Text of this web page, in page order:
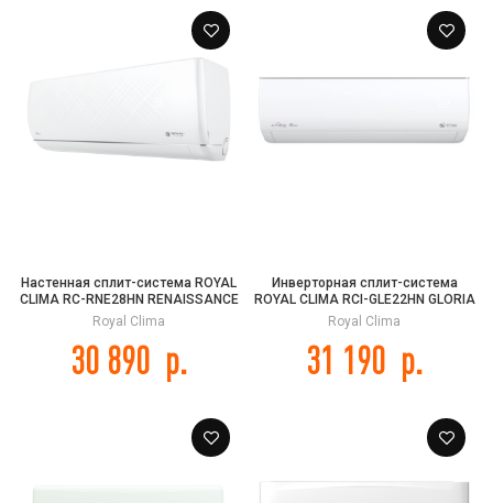
Настенная сплит-система ROYAL
CLIMA RC-RNE28HN RENAISSANCE
2025 Wi-Fi
Royal Clima
30 890 р.
Инверторная сплит-система
ROYAL CLIMA RCI-GLE22HN GLORIA
2.0 Inverter
Royal Clima
31 190 р.